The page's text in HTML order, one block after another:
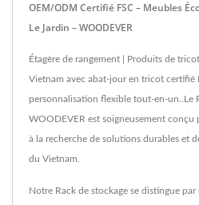
OEM/ODM Certifié FSC – Meubles
Le Jardin – WOODEVER
Étagère de rangement | Produits de
Vietnam avec abat-jour en tricot certifié
personnalisation flexible tout-en-un..Le
WOODEVER est soigneusement conçu
à la recherche de solutions durables et
du Vietnam.
Notre Rack de stockage se distingue